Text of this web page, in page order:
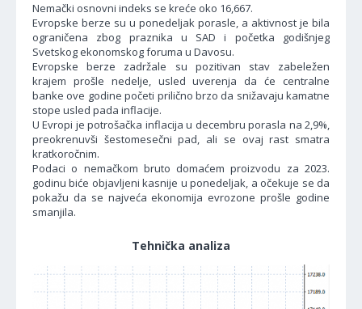
Nemački osnovni indeks se kreće oko 16,667.
Evropske berze su u ponedeljak porasle, a aktivnost je bila
ograničena zbog praznika u SAD i početka godišnjeg
Svetskog ekonomskog foruma u Davosu.
Evropske berze zadržale su pozitivan stav zabeležen
krajem prošle nedelje, usled uverenja da će centralne
banke ove godine početi prilično brzo da snižavaju kamatne
stope usled pada inflacije.
U Evropi je potrošačka inflacija u decembru porasla na 2,9%,
preokrenuvši šestomesečni pad, ali se ovaj rast smatra
kratkoročnim.
Podaci o nemačkom bruto domaćem proizvodu za 2023.
godinu biće objavljeni kasnije u ponedeljak, a očekuje se da
pokažu da se najveća ekonomija evrozone prošle godine
smanjila.
Tehnička analiza